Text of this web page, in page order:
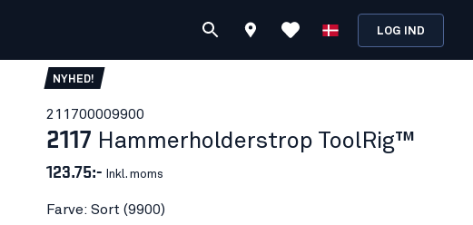
LOG IND
NYHED!
211700009900
2117 Hammerholderstrop ToolRig™
123.75:- Inkl. moms
Farve: Sort (9900)